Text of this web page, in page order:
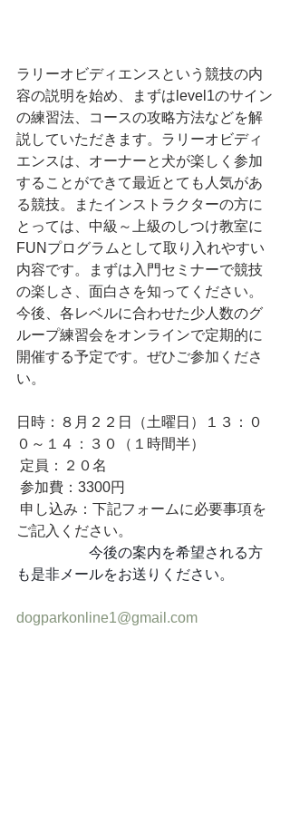
ラリーオビディエンスという競技の内
容の説明を始め、まずはlevel1のサイン
の練習法、コースの攻略方法などを解
説していただきます。ラリーオビディ
エンスは、オーナーと犬が楽しく参加
することができて最近とても人気があ
る競技。またインストラクターの方に
とっては、中級～上級のしつけ教室に
FUNプログラムとして取り入れやすい
内容です。まずは入門セミナーで競技
の楽しさ、面白さを知ってください。
今後、各レベルに合わせた少人数のグ
ループ練習会をオンラインで定期的に
開催する予定です。ぜひご参加くださ
い。
日時：８月２２日（土曜日）１３：０
０～１４：３０（１時間半）
定員：２０名
参加費：3300円
ご記入ください。
今後の案内を希望される方
も是非メールをお送りください。
dogparkonline1@gmail.com